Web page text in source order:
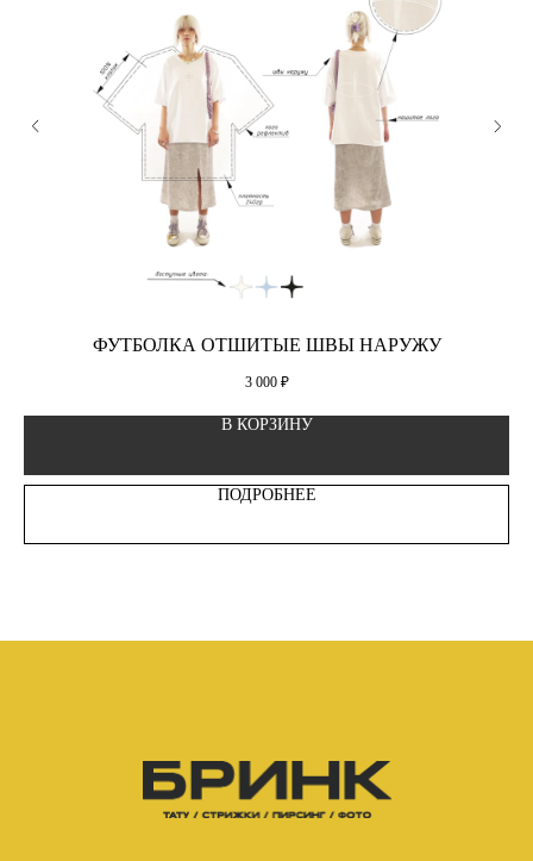
ФУТБОЛКА ОТШИТЫЕ ШВЫ НАРУЖУ
3 000 ₽
В КОРЗИНУ
ПОДРОБНЕЕ